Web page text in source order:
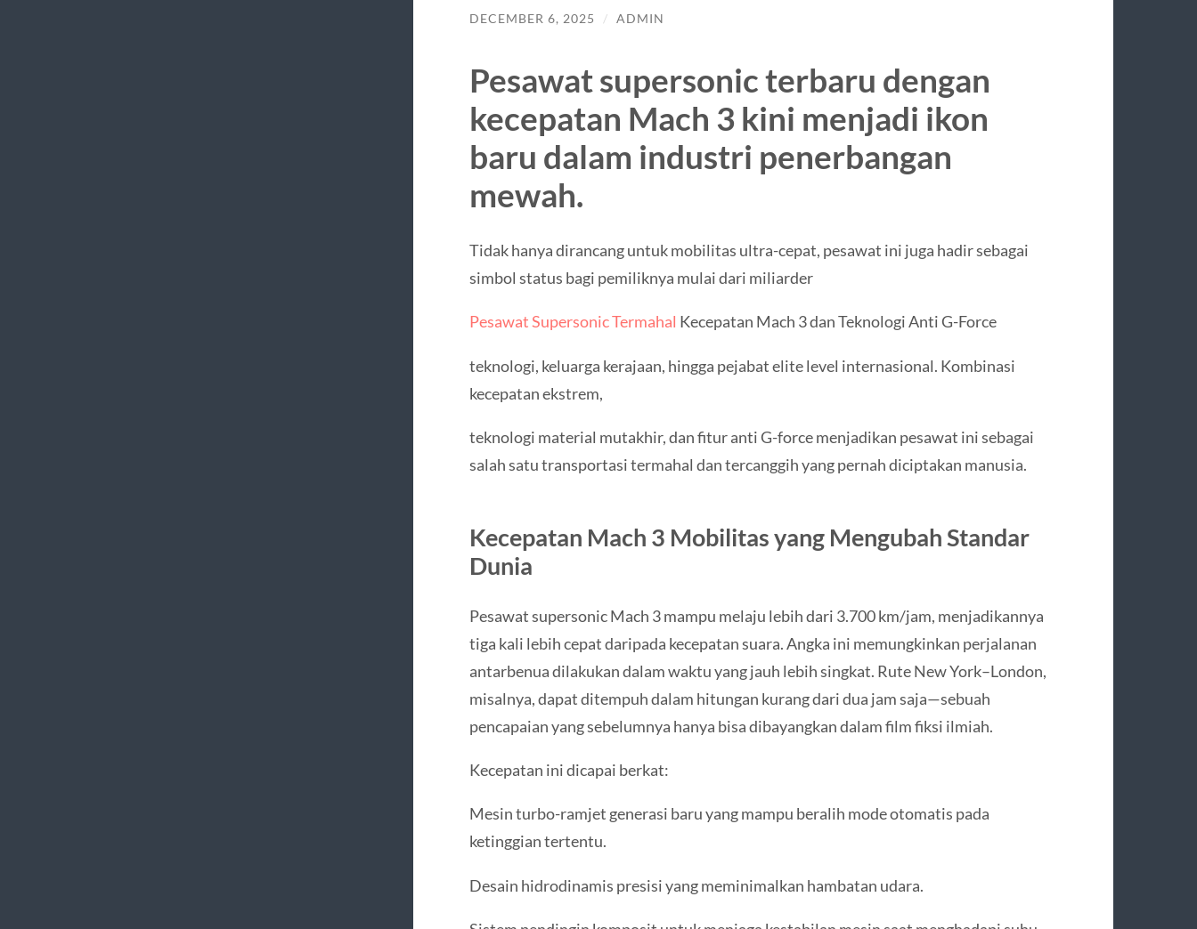
DECEMBER 6, 2025 / ADMIN
Pesawat supersonic terbaru dengan
kecepatan Mach 3 kini menjadi ikon
baru dalam industri penerbangan
mewah.
Tidak hanya dirancang untuk mobilitas ultra-cepat, pesawat ini juga hadir sebagai
simbol status bagi pemiliknya mulai dari miliarder
Pesawat Supersonic Termahal Kecepatan Mach 3 dan Teknologi Anti G-Force
teknologi, keluarga kerajaan, hingga pejabat elite level internasional. Kombinasi
kecepatan ekstrem,
teknologi material mutakhir, dan fitur anti G-force menjadikan pesawat ini sebagai
salah satu transportasi termahal dan tercanggih yang pernah diciptakan manusia.
Kecepatan Mach 3 Mobilitas yang Mengubah Standar
Dunia
Pesawat supersonic Mach 3 mampu melaju lebih dari 3.700 km/jam, menjadikannya
tiga kali lebih cepat daripada kecepatan suara. Angka ini memungkinkan perjalanan
antarbenua dilakukan dalam waktu yang jauh lebih singkat. Rute New York–London,
misalnya, dapat ditempuh dalam hitungan kurang dari dua jam saja—sebuah
pencapaian yang sebelumnya hanya bisa dibayangkan dalam film fiksi ilmiah.
Kecepatan ini dicapai berkat:
Mesin turbo-ramjet generasi baru yang mampu beralih mode otomatis pada
ketinggian tertentu.
Desain hidrodinamis presisi yang meminimalkan hambatan udara.